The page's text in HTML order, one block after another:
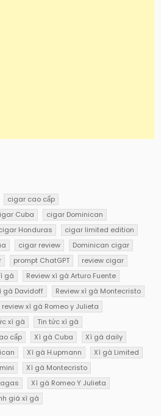
cigar cao cấp
Cuba
cigar Dominican
Honduras
cigar limited edition
cigar review
Dominican cigar
prompt ChatGPT
review cigar
gà
Review xì gà Arturo Fuente
gà Davidoff
Review xì gà Montecristo
review xì gà Romeo y Julieta
xì gà
Tin tức xì gà
cấp Xì gà Cuba
Xì gà daily
Xì gà H.upmann
Xì gà Limited
Xì gà Montecristo
Xì gà Romeo Y Julieta
giá xì gà